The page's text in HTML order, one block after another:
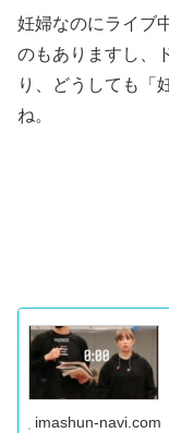
妊婦なのにライブ
のもありますし、
り、どうしても「
ね。
imashun-navi.com